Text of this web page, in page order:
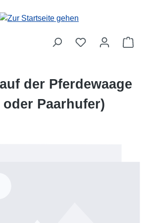
der Pferdewaage
Paarhufer)